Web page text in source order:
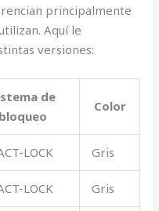
principalmente
Aquí le
versiones:
de
bloqueo
Color
LOCK Gris
LOCK Gris